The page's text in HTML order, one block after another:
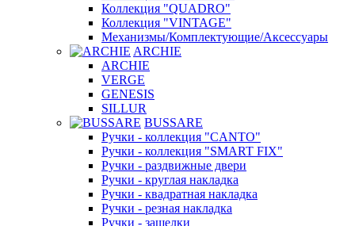
Коллекция "QUADRO"
Коллекция "VINTAGE"
Механизмы/Комплектующие/Аксессуары
ARCHIE
ARCHIE
VERGE
GENESIS
SILLUR
BUSSARE
Ручки - коллекция "CANTO"
Ручки - коллекция "SMART FIX"
Ручки - раздвижные двери
Ручки - круглая накладка
Ручки - квадратная накладка
Ручки - резная накладка
Ручки - защелки